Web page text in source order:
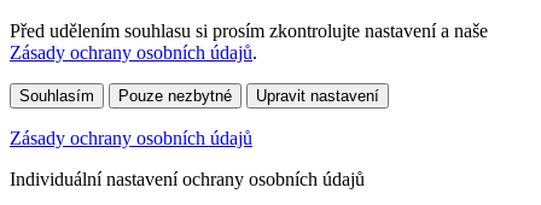
Před udělením souhlasu si prosím zkontrolujte nastavení a naše
Zásady ochrany osobních údajů.
Souhlasím Pouze nezbytné Upravit nastavení
Zásady ochrany osobních údajů
Individuální nastavení ochrany osobních údajů